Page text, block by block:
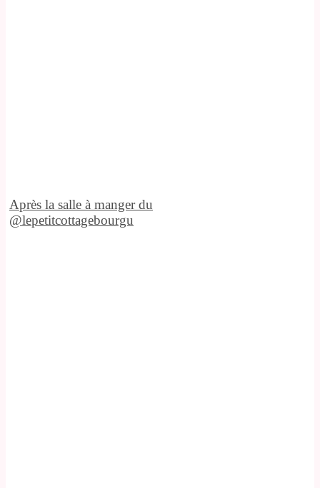
Après la salle à manger du
@lepetitcottagebourgu